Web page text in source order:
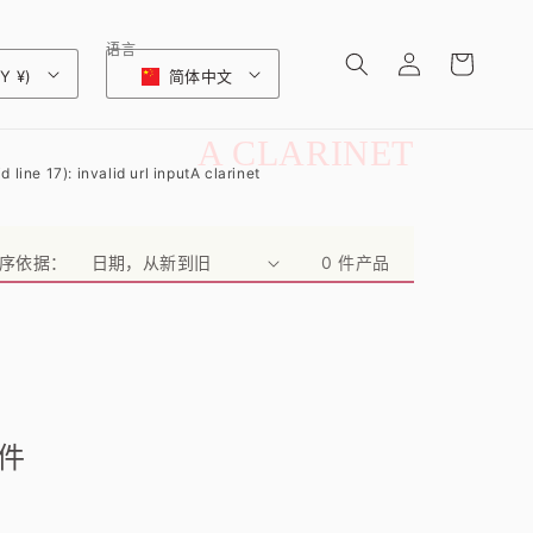
¥)
语言
简体中文
登
录
物
收
:
A CLARINET
line 17): invalid url inputA clarinet
依据： 0 件产品